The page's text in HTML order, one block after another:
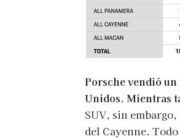
Porsche vendió
Unidos. Mientras
SUV, sin
del Cayenne.